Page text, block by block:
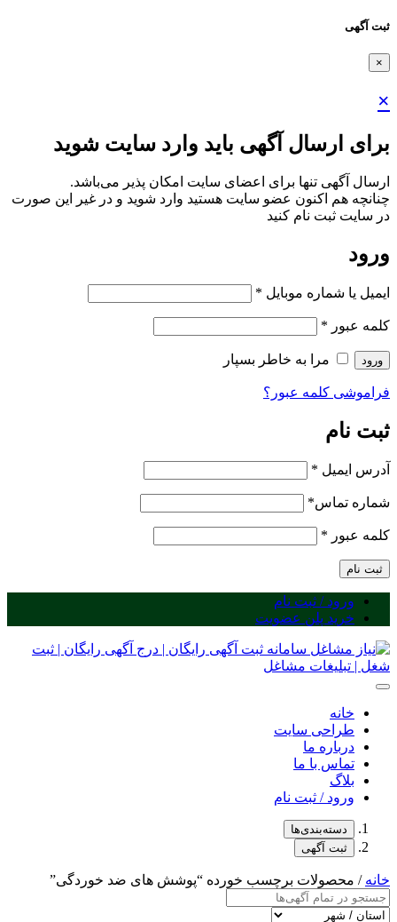
ثبت آگهی
×
×
برای ارسال آگهی باید وارد سایت شوید
ارسال آگهی تنها برای اعضای سایت امکان پذیر می‌باشد.
چنانچه هم‌ اکنون عضو سایت هستید وارد شوید و در غیر این صورت
در سایت ثبت نام کنید
ورود
ایمیل یا شماره موبایل *
کلمه عبور *
ورود مرا به خاطر بسپار
فراموشی کلمه عبور؟
ثبت نام
آدرس ایمیل *
شماره تماس*
کلمه عبور *
ثبت نام
ورود / ثبت نام
خرید پلن عضویت
خانه
طراحی سایت
درباره ما
تماس با ما
بلاگ
ورود / ثبت نام
دسته‌بندی‌ها
ثبت آگهی
خانه / محصولات برچسب خورده “پوشش های ضد خوردگی”